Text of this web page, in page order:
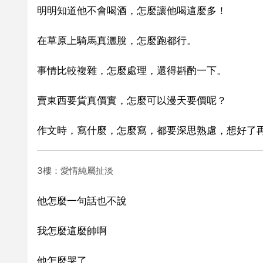
明明知道他不會喝酒，怎麼讓他喝這麼多！
在草原上騎馬真灑脫，怎麼跑都行。
事情比較複雜，怎麼處理，還得斟酌一下。
賣東西要貨真價實，怎麼可以漫天要價呢？
作文時，寫什麼，怎麼寫，都要深思熟慮，想好了
3樓：愛情純屬扯淡
他怎麼一句話也不說
我怎麼這麼帥啊
他怎麼哭了